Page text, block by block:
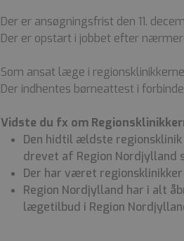
Der er ansøgningsfrist den 11.
Der er opstart i jobbet efter
Som ansat læge i
Der indhentes børneattest i
Vidste du fx om
Den hidtil ældste
drevet af Region Nordjylland
Der har været
Region Nordjylland har i alt
lægetilbud i Region